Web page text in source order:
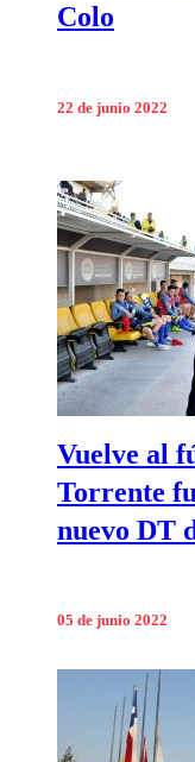
Colo
22 de junio 2022
Vuelve al
Torrente
nuevo DT
05 de junio 2022